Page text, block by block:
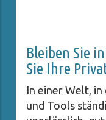
Bleiben Sie
Sie Ihre
In einer Welt,
und Tools